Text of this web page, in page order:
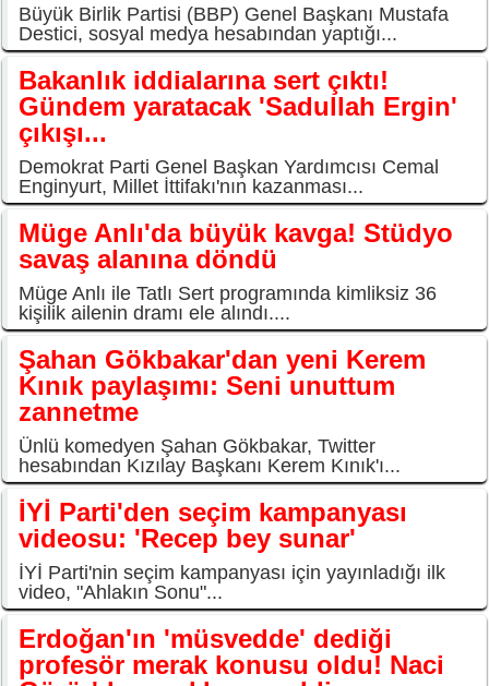
Büyük Birlik Partisi (BBP) Genel Başkanı Mustafa
Destici, sosyal medya hesabından yaptığı...
Bakanlık iddialarına sert çıktı!
Gündem yaratacak 'Sadullah Ergin'
çıkışı...
Demokrat Parti Genel Başkan Yardımcısı Cemal
Enginyurt, Millet İttifakı'nın kazanması...
Müge Anlı'da büyük kavga! Stüdyo
savaş alanına döndü
Müge Anlı ile Tatlı Sert programında kimliksiz 36
kişilik ailenin dramı ele alındı....
Şahan Gökbakar'dan yeni Kerem
Kınık paylaşımı: Seni unuttum
zannetme
Ünlü komedyen Şahan Gökbakar, Twitter
hesabından Kızılay Başkanı Kerem Kınık'ı...
İYİ Parti'den seçim kampanyası
videosu: 'Recep bey sunar'
İYİ Parti'nin seçim kampanyası için yayınladığı ilk
video, "Ahlakın Sonu"...
Erdoğan'ın 'müsvedde' dediği
profesör merak konusu oldu! Naci